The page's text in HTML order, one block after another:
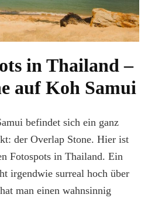
in Thailand –
auf Koh Samui
befindet sich ein ganz
der Overlap Stone. Hier ist
Fotospots in Thailand. Ein
irgendwie surreal hoch über
man einen wahnsinnig